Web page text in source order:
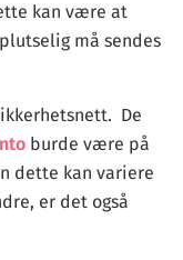
kan være at
må sendes
De
burde være på
dette kan variere
er det også